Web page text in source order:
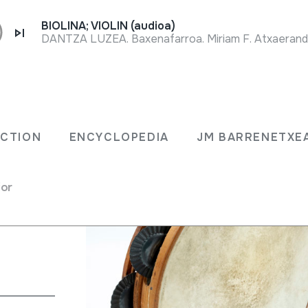
ENCYCLOPEDIA JM
BIOLINA; VIOLIN (audioa)
DANTZA LUZEA. Baxenafarroa. Miriam F.